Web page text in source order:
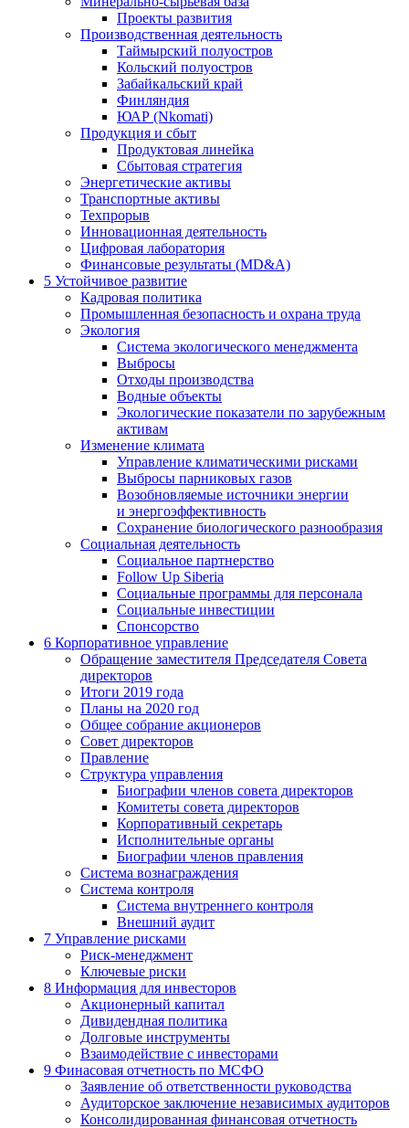
Проекты развития
Производственная деятельность
Таймырский полуостров
Кольский полуостров
Забайкальский край
Финляндия
ЮАР (Nkomati)
Продукция и сбыт
Продуктовая линейка
Сбытовая стратегия
Энергетические активы
Транспортные активы
Техпрорыв
Инновационная деятельность
Цифровая лаборатория
Финансовые результаты (MD&A)
5 Устойчивое развитие
Кадровая политика
Промышленная безопасность и охрана труда
Экология
Система экологического менеджмента
Выбросы
Отходы производства
Водные объекты
Экологические показатели по зарубежным
активам
Изменение климата
Управление климатическими рисками
Выбросы парниковых газов
Возобновляемые источники энергии
и энергоэффективность
Сохранение биологического разнообразия
Социальная деятельность
Социальное партнерство
Follow Up Siberia
Социальные программы для персонала
Социальные инвестиции
Спонсорство
6 Корпоративное управление
Обращение заместителя Председателя Совета
директоров
Итоги 2019 года
Планы на 2020 год
Общее собрание акционеров
Совет директоров
Правление
Структура управления
Биографии членов совета директоров
Комитеты совета директоров
Корпоративный секретарь
Исполнительные органы
Биографии членов правления
Система вознаграждения
Система контроля
Система внутреннего контроля
Внешний аудит
7 Управление рисками
Риск-менеджмент
Ключевые риски
8 Информация для инвесторов
Акционерный капитал
Дивидендная политика
Долговые инструменты
Взаимодействие с инвеcторами
9 Финасовая отчетность по МСФО
Заявление об ответственности руководства
Аудиторское заключение независимых аудиторов
Консолидированная финансовая отчетность